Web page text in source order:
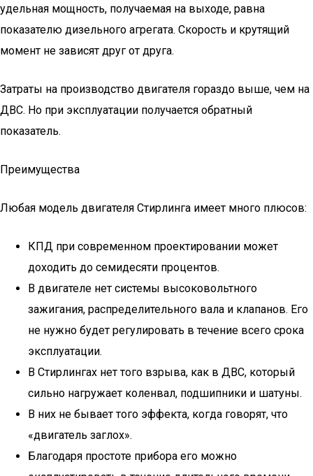
удельная мощность, получаемая на выходе, равна
показателю дизельного агрегата. Скорость и крутящий
момент не зависят друг от друга.
Затраты на производство двигателя гораздо выше, чем на
ДВС. Но при эксплуатации получается обратный
показатель.
Преимущества
Любая модель двигателя Стирлинга имеет много плюсов:
КПД при современном проектировании может
доходить до семидесяти процентов.
В двигателе нет системы высоковольтного
зажигания, распределительного вала и клапанов. Его
не нужно будет регулировать в течение всего срока
эксплуатации.
В Стирлингах нет того взрыва, как в ДВС, который
сильно нагружает коленвал, подшипники и шатуны.
В них не бывает того эффекта, когда говорят, что
«двигатель заглох».
Благодаря простоте прибора его можно